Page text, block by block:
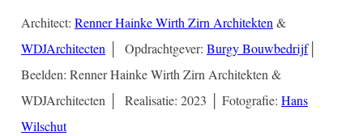
Architect: Renner Hainke Wirth Zirn Architekten&
WDJArchitecten│ Opdrachtgever: Burgy Bouwbedrijf│
Beelden: Renner Hainke Wirth Zirn Architekten &
WDJArchitecten │ Realisatie: 2023 │ Fotografie: Hans
Wilschut